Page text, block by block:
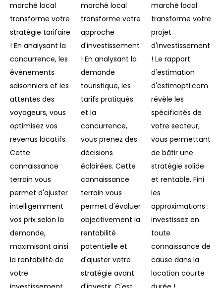
marché local
transforme votre
stratégie tarifaire
! En analysant la
concurrence, les
événements
saisonniers et les
attentes des
voyageurs, vous
optimisez vos
revenus locatifs.
Cette
connaissance
terrain vous
permet d'ajuster
intelligemment
vos prix selon la
demande,
maximisant ainsi
la rentabilité de
votre
marché local
transforme votre
approche
d'investissement
! En analysant la
demande
touristique, les
tarifs pratiqués
et la
concurrence,
vous prenez des
décisions
éclairées. Cette
connaissance
terrain vous
permet d'évaluer
objectivement la
rentabilité
potentielle et
d'ajuster votre
stratégie avant
marché local
transforme votre
projet
d'investissement
! Le rapport
d'estimation
d'estimopti.com
révèle les
spécificités de
votre secteur,
vous permettant
de bâtir une
stratégie solide
et rentable. Fini
les
approximations :
investissez en
toute
connaissance de
cause dans la
location courte